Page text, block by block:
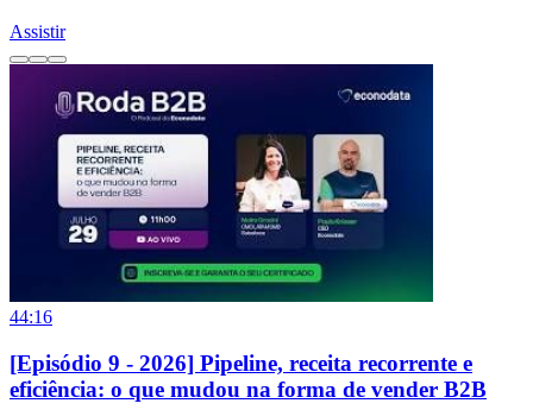
Assistir
44:16
[Episódio 9 - 2026] Pipeline, receita recorrente e
eficiência: o que mudou na forma de vender B2B